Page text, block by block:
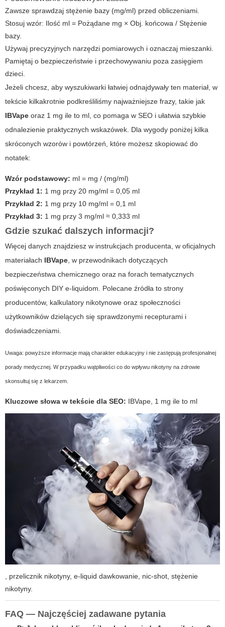
Zawsze sprawdzaj stężenie bazy (mg/ml) przed obliczeniami.
Stosuj wzór: Ilość ml = Pożądane mg × Obj. końcowa / Stężenie
bazy.
Używaj precyzyjnych narzędzi pomiarowych i oznaczaj mieszanki.
Pamiętaj o bezpieczeństwie i przechowywaniu poza zasięgiem
dzieci.
Jeżeli chcesz, aby wyszukiwarki łatwiej odnajdywały ten materiał, w
tekście kilkakrotnie podkreśliliśmy najważniejsze frazy, takie jak
IBVape oraz 1 mg ile to ml , co pomaga w SEO i ułatwia szybkie
odnalezienie praktycznych wskazówek. Dla wygody poniżej kilka
skróconych wzorów i powtórzeń, które możesz skopiować do
notatek:
Wzór podstawowy: ml = mg / (mg/ml)
Przykład 1: 1 mg przy 20 mg/ml = 0,05 ml
Przykład 2: 1 mg przy 10 mg/ml = 0,1 ml
Przykład 3: 1 mg przy 3 mg/ml ≈ 0,333 ml
Gdzie szukać dalszych informacji?
Więcej danych znajdziesz w instrukcjach producenta, w oficjalnych
materiałach IBVape , w przewodnikach dotyczących
bezpieczeństwa chemicznego oraz na forach tematycznych
poświęconych DIY e-liquidom. Polecane źródła to strony
producentów, kalkulatory nikotynowe oraz społeczności
użytkowników dzielących się sprawdzonymi recepturami i
doświadczeniami.
Uwaga: powyższe informacje mają charakter edukacyjny i nie zastępują profesjonalnej
porady medycznej. W przypadku wątpliwości co do wpływu nikotyny na zdrowie
skonsultuj się z lekarzem.
Kluczowe słowa w tekście dla SEO: IBVape 1 mg ile to ml
, przelicznik nikotyny, e-liquid dawkowanie, nic-shot, stężenie
nikotyny.
FAQ — Najczęściej zadawane pytania